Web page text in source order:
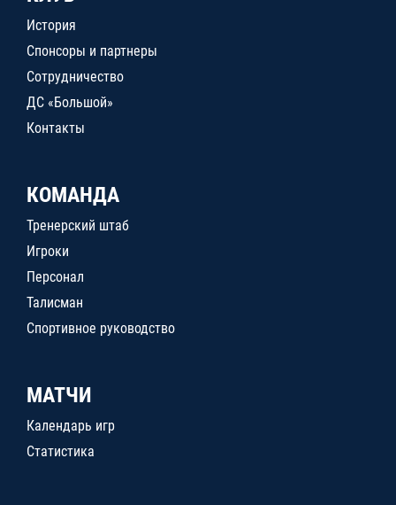
История
Спонсоры и партнеры
Сотрудничество
ДС «Большой»
Контакты
КОМАНДА
Тренерский штаб
Игроки
Персонал
Талисман
Спортивное руководство
МАТЧИ
Календарь игр
Статистика